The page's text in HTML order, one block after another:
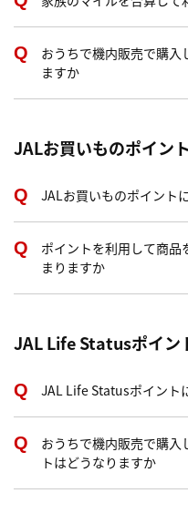
おうちで機内販売で購入
ますか
JALお買いものポイン
JALお買いものポイント
ポイントを利用して商品
まりますか
JAL Life Statusポイン
JAL Life Statusポイント
おうちで機内販売で購
トはどうなりますか